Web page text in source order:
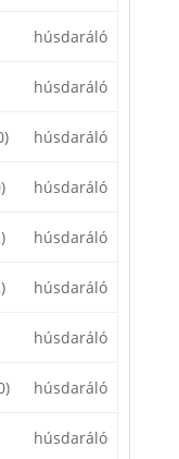
húsdaráló
húsdaráló
húsdaráló
húsdaráló
húsdaráló
húsdaráló
húsdaráló
húsdaráló
húsdaráló